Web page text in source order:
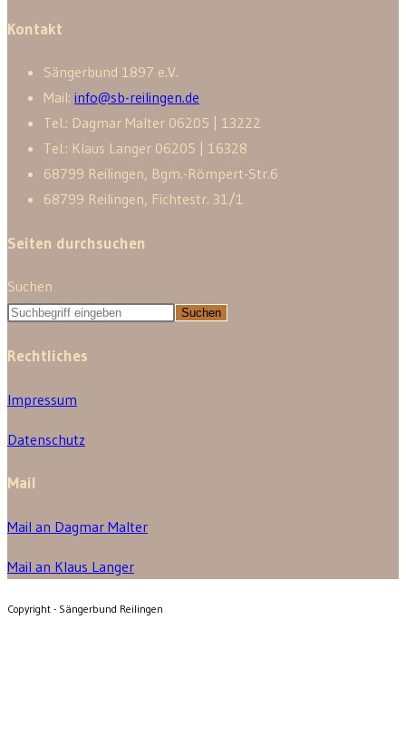
Kontakt
Sänger­bund 1897 e.V.
Mail: info@sb-reilingen.de
Tel.: Dagmar Malter 06205 | 13222
Tel.: Klaus Langer 06205 | 16328
68799 Reilingen, Bgm.-Römpert-Str.6
68799 Reilingen, Fichtestr. 31/1
Seiten durchsuchen
Suchen
Suchen
Rechtliches
Impressum
Datenschutz
Mail
Mail an Dagmar Malter
Mail an Klaus Langer
Copyright - Sängerbund Reilingen